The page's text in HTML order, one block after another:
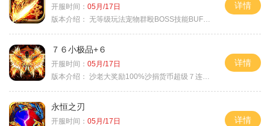
开服时间： 05月/17日
版本介绍： 无等级玩法宠物群殴BOSS技能BUFF铭文B
详情
７６小极品+６
开服时间： 05月/17日
版本介绍： 沙老大奖励100%沙捐货币超级７连鞭尸
详情
永恒之刃
开服时间： 05月/17日
详情